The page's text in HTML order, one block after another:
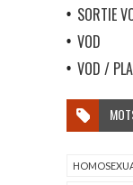
SORTIE
VOD
VOD /